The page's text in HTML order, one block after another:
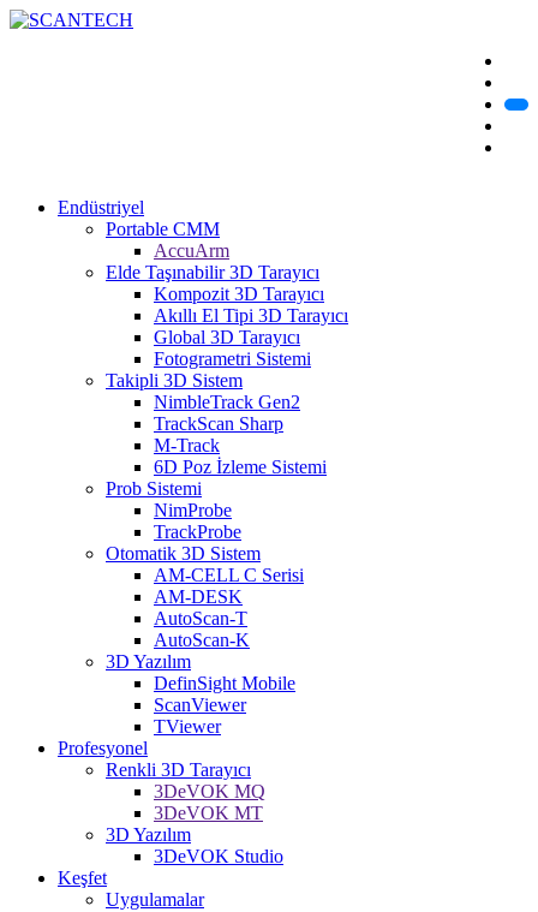
Endüstriyel
Portable CMM
AccuArm
Elde Taşınabilir 3D Tarayıcı
Kompozit 3D Tarayıcı
Akıllı El Tipi 3D Tarayıcı
Global 3D Tarayıcı
Fotogrametri Sistemi
Takipli 3D Sistem
NimbleTrack Gen2
TrackScan Sharp
M-Track
6D Poz İzleme Sistemi
Prob Sistemi
NimProbe
TrackProbe
Otomatik 3D Sistem
AM-CELL C Serisi
AM-DESK
AutoScan-T
AutoScan-K
3D Yazılım
DefinSight Mobile
ScanViewer
TViewer
Profesyonel
Renkli 3D Tarayıcı
3DeVOK MQ
3DeVOK MT
3D Yazılım
3DeVOK Studio
Keşfet
Uygulamalar